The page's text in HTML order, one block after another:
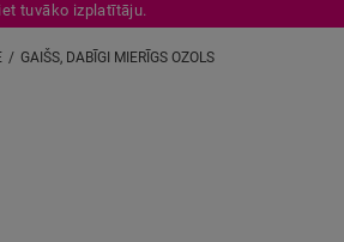
tuvāko izplatītāju.
GAIŠS, DABĪGI MIERĪGS OZOLS